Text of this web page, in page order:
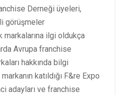
Derneği üyeleri,
görüşmeler
ilgi oldukça
Avrupa franchise
hakkında bilgi
katıldığı F&re Expo
adayları ve franchise